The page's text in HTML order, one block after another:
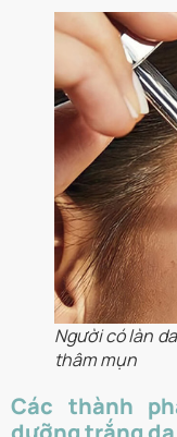
Người có làn
thâm mụn
Các thành